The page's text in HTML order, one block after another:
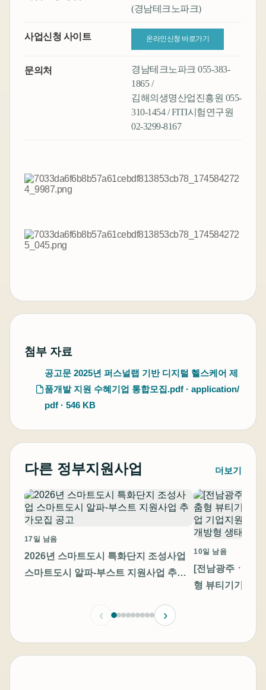
(경남테크노파크)
사업신청 사이트 온라인신청 바로가기
문의처
경남테크노파크 055-383-
1865 /
김해의생명산업진흥원 055-
310-1454 / FITI시험연구원
02-3299-8167
첨부 자료
공고문 2025년 퍼스널랩 기반 디지털 헬스케어 제
품개발 지원 수혜기업 통합모집.pdf · application/
pdf · 546 KB
다른 정부지원사업 더보기
17일 남음
2026년 스마트도시 특화단지 조성사업
스마트도시 알파-부스트 지원사업 추가
10일 남음
[전남광주ㆍ충
형 뷰티기기 고
‹ ›